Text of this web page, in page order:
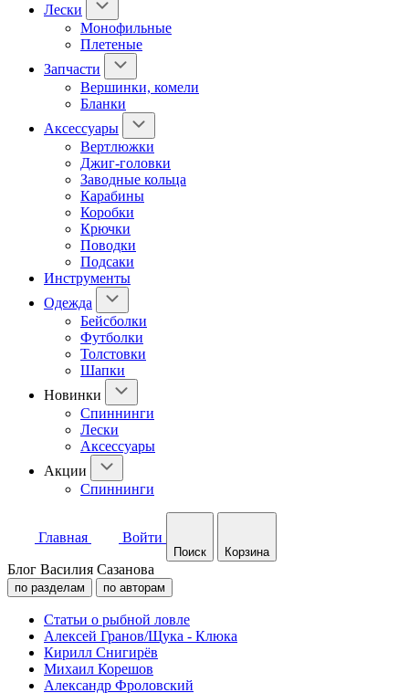
Лески
Монофильные
Плетеные
Запчасти
Вершинки, комели
Бланки
Аксессуары
Вертлюжки
Джиг-головки
Заводные кольца
Карабины
Коробки
Крючки
Поводки
Подсаки
Инструменты
Одежда
Бейсболки
Футболки
Толстовки
Шапки
Новинки
Спиннинги
Лески
Аксессуары
Акции
Спиннинги
Главная Войти
Поиск Корзина
Блог Василия Сазанова
по разделам по авторам
Статьи о рыбной ловле
Алексей Гранов/Щука - Клюка
Кирилл Снигирёв
Михаил Корешов
Александр Фроловский